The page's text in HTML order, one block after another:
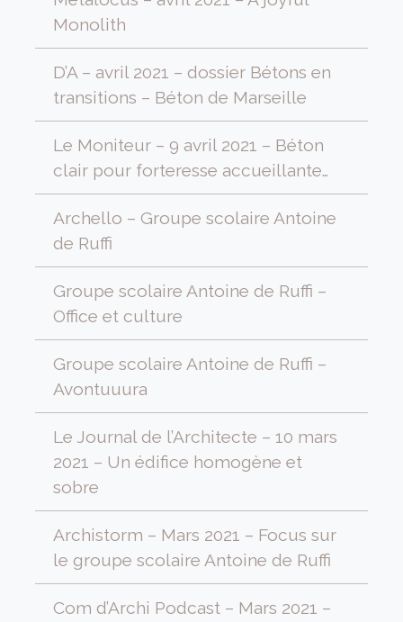
Monolith
D’A – avril 2021 – dossier Bétons en
transitions – Béton de Marseille
Le Moniteur – 9 avril 2021 – Béton
clair pour forteresse accueillante…
Archello – Groupe scolaire Antoine
de Ruffi
Groupe scolaire Antoine de Ruffi –
Office et culture
Groupe scolaire Antoine de Ruffi –
Avontuuura
Le Journal de l’Architecte – 10 mars
2021 – Un édifice homogène et
sobre
Archistorm – Mars 2021 – Focus sur
le groupe scolaire Antoine de Ruffi
Com d’Archi Podcast – Mars 2021 –